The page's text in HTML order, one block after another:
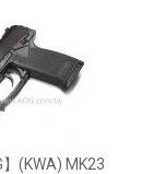
加入購物車
】(KWA) MK23